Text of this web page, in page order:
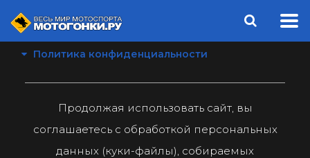
Политика конфиденциальности
Продолжая использовать сайт, вы
соглашаетесь с обработкой персональных
данных (куки-файлы), собираемых